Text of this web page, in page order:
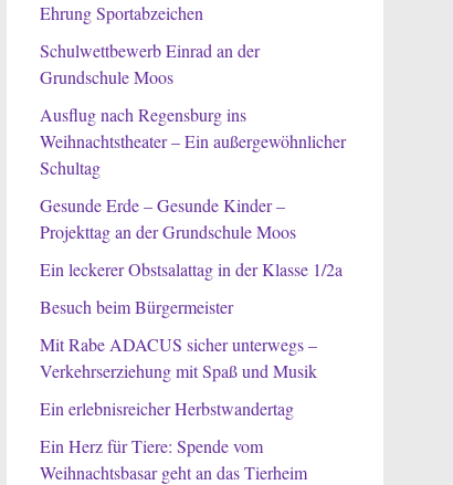
Ehrung Sportabzeichen
Schulwettbewerb Einrad an der
Grundschule Moos
Ausflug nach Regensburg ins
Weihnachtstheater – Ein außergewöhnlicher
Schultag
Gesunde Erde – Gesunde Kinder –
Projekttag an der Grundschule Moos
Ein leckerer Obstsalattag in der Klasse 1/2a
Besuch beim Bürgermeister
Mit Rabe ADACUS sicher unterwegs –
Verkehrserziehung mit Spaß und Musik
Ein erlebnisreicher Herbstwandertag
Ein Herz für Tiere: Spende vom
Weihnachtsbasar geht an das Tierheim